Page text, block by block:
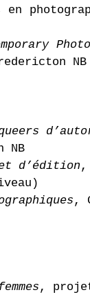
NB
NB
d’édition ,
,
,